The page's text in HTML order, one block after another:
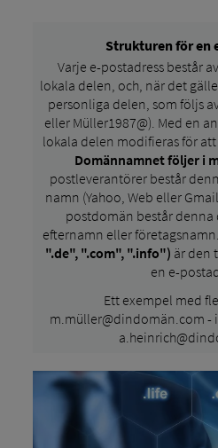
Strukturen för en
Varje e-postadress består
lokala delen, och, när det
personliga delen, som följs
eller Müller1987@). Med en
lokala delen modifieras för
Domännamnet följer i
postleverantörer består
namn (Yahoo, Web eller
postdomän består
efternamn eller företagsnamn.
".de", ".com", ".info") är den
en e-
Ett exempel med
m.müller@dindomän.com -